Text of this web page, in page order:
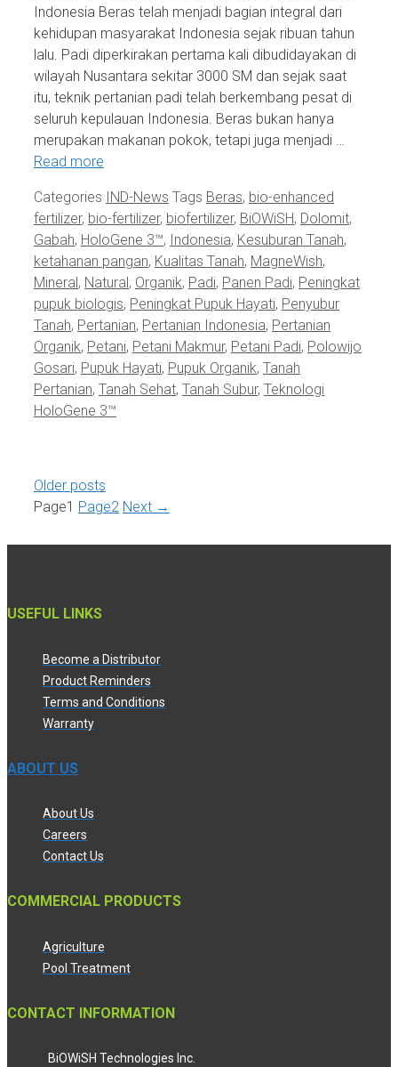
Indonesia Beras telah menjadi bagian integral dari
kehidupan masyarakat Indonesia sejak ribuan tahun
lalu. Padi diperkirakan pertama kali dibudidayakan di
wilayah Nusantara sekitar 3000 SM dan sejak saat
itu, teknik pertanian padi telah berkembang pesat di
seluruh kepulauan Indonesia. Beras bukan hanya
merupakan makanan pokok, tetapi juga menjadi …
Read more
Categories IND-News Tags Beras, bio-enhanced
fertilizer, bio-fertilizer, biofertilizer, BiOWiSH, Dolomit,
Gabah, HoloGene 3™, Indonesia, Kesuburan Tanah,
ketahanan pangan, Kualitas Tanah, MagneWish,
Mineral, Natural, Organik, Padi, Panen Padi, Peningkat
pupuk biologis, Peningkat Pupuk Hayati, Penyubur
Tanah, Pertanian, Pertanian Indonesia, Pertanian
Organik, Petani, Petani Makmur, Petani Padi, Polowijo
Gosari, Pupuk Hayati, Pupuk Organik, Tanah
Pertanian, Tanah Sehat, Tanah Subur, Teknologi
HoloGene 3™
Older posts
Page1 Page2 Next →
USEFUL LINKS
Become a Distributor
Product Reminders
Terms and Conditions
Warranty
ABOUT US
About Us
Careers
Contact Us
COMMERCIAL PRODUCTS
Agriculture
Pool Treatment
CONTACT INFORMATION
BiOWiSH Technologies Inc.